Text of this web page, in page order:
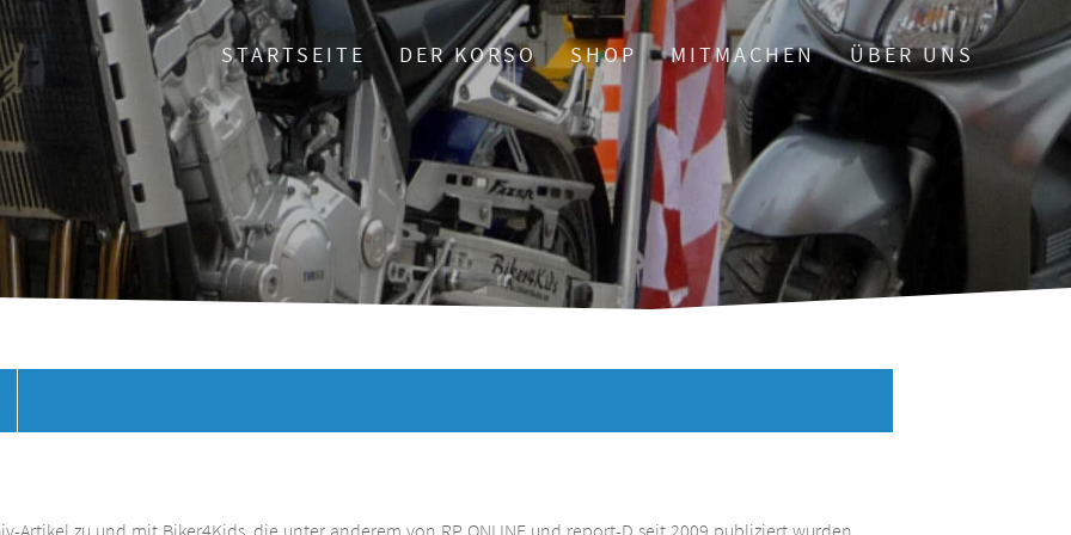
STARTSEITE DER KORSO SHOP MITMACHEN ÜBER UNS